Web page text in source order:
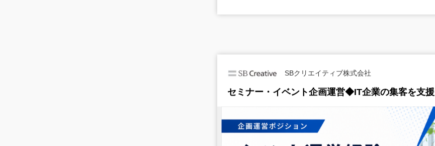
SBクリエイティブ株式会社
セミナー・イベント企画運営◆IT企業の集客を支援